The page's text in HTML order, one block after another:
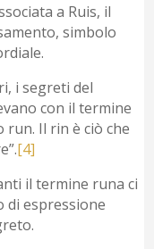
a Ruis, il
simbolo
i segreti del
con il termine
run. Il rin è ciò che
[4]
il termine runa ci
di espressione